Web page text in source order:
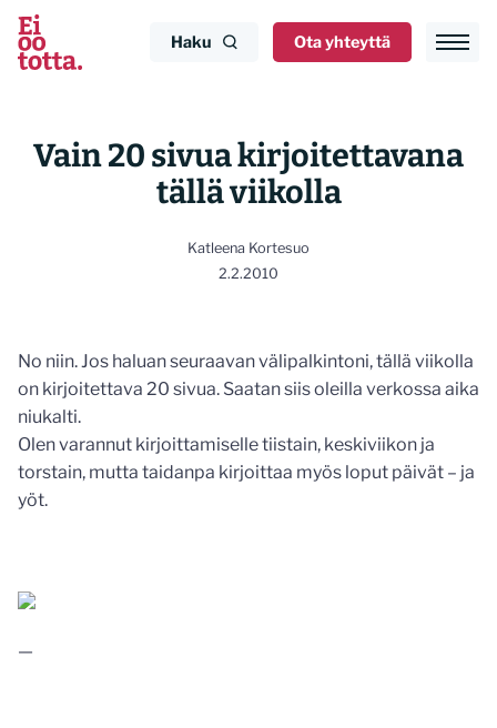
Siirry
sisältöön
Haku Ota yhteyttä
Vain 20 sivua kirjoitettavana
tällä viikolla
Katleena Kortesuo
2.2.2010
No niin. Jos haluan seuraavan välipalkintoni, tällä viikolla
on kirjoitettava 20 sivua. Saatan siis oleilla verkossa aika
niukalti.
Olen varannut kirjoittamiselle tiistain, keskiviikon ja
torstain, mutta taidanpa kirjoittaa myös loput päivät – ja
yöt.
—